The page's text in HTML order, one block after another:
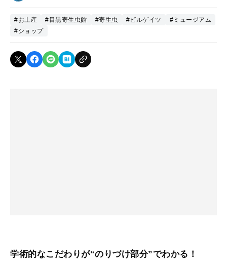
#お土産 #目黒寄生虫館 #寄生虫 #ビルゲイツ
#ミュージアム
#ショップ
学術的なこだわりが“のりづけ部分”でわかる！